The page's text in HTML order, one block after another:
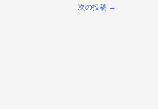
次の投稿 →